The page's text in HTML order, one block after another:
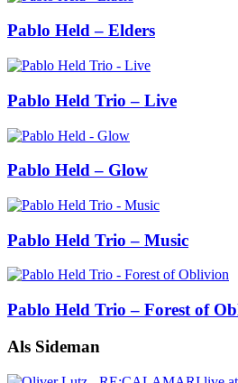
Pablo Held – Elders
Pablo Held Trio – Live
Pablo Held – Glow
Pablo Held Trio – Music
Pablo Held Trio – Forest of
Als Sideman